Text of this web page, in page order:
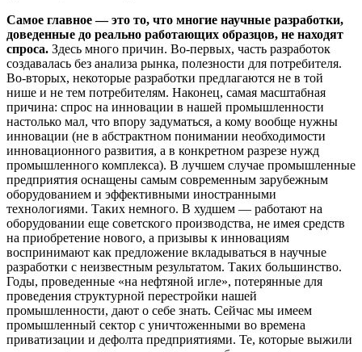
Самое главное — это то, что многие научные разработки,
доведенные до реально работающих образцов, не находят
спроса. Здесь много причин. Во-первых, часть разработок
создавалась без анализа рынка, полезности для потребителя.
Во-вторых, некоторые разработки предлагаются не в той
нише и не тем потребителям. Наконец, самая масштабная
причина: спрос на инновации в нашей промышленности
настолько мал, что впору задуматься, а кому вообще нужны
инновации (не в абстрактном понимании необходимости
инновационного развития, а в конкретном разрезе нужд
промышленного комплекса). В лучшем случае промышленные
предприятия оснащены самым современным зарубежным
оборудованием и эффективными иностранными
технологиями. Таких немного. В худшем — работают на
оборудовании еще советского производства, не имея средств
на приобретение нового, а призывы к инновациям
воспринимают как предложение вкладываться в научные
разработки с неизвестным результатом. Таких большинство.
Годы, проведенные «на нефтяной игле», потерянные для
проведения структурной перестройки нашей
промышленности, дают о себе знать. Сейчас мы имеем
промышленный сектор с уничтоженными во времена
приватизации и дефолта предприятиями. Те, которые выжили